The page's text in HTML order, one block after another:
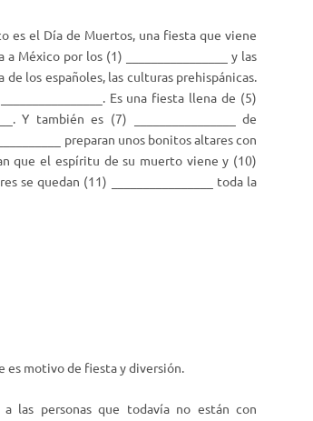
es el Día de Muertos, una fiesta que viene
México por los (1) ________________ y las
de los españoles, las culturas prehispánicas.
Es una fiesta llena de (5)
Y también es (7) ________________ de
preparan unos bonitos altares con
que el espíritu de su muerto viene y (10)
se quedan (11) ________________ toda la
es motivo de fiesta y diversión.
las personas que todavía no están con